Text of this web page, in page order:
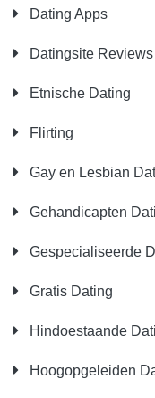
Dating Apps
Datingsite Reviews
Etnische Dating
Flirting
Gay en Lesbian
Gehandicapten
Gespecialiseerde
Gratis Dating
Hindoestaande
Hoogopgeleiden